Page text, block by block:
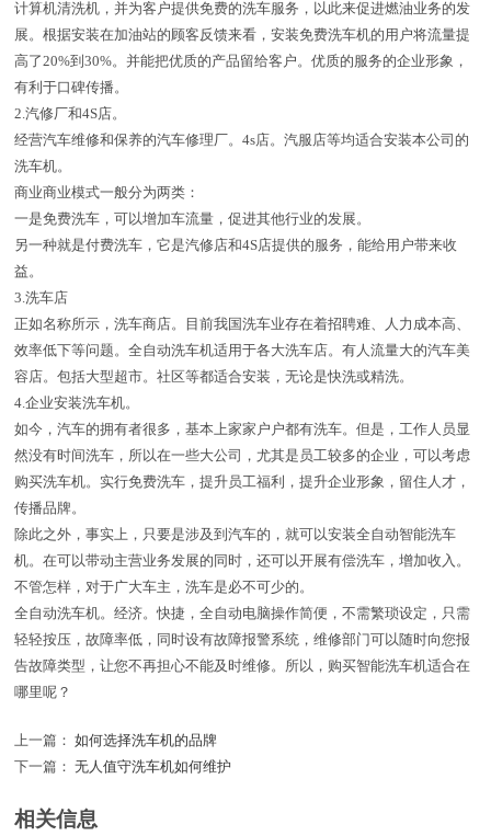
计算机清洗机，并为客户提供免费的洗车服务，以此来促进燃油业务的发
展。根据安装在加油站的顾客反馈来看，安装免费洗车机的用户将流量提
高了20%到30%。并能把优质的产品留给客户。优质的服务的企业形象，
有利于口碑传播。
2.汽修厂和4S店。
经营汽车维修和保养的汽车修理厂。4s店。汽服店等均适合安装本公司的
洗车机。
商业商业模式一般分为两类：
一是免费洗车，可以增加车流量，促进其他行业的发展。
另一种就是付费洗车，它是汽修店和4S店提供的服务，能给用户带来收
益。
3.洗车店
正如名称所示，洗车商店。目前我国洗车业存在着招聘难、人力成本高、
效率低下等问题。全自动洗车机适用于各大洗车店。有人流量大的汽车美
容店。包括大型超市。社区等都适合安装，无论是快洗或精洗。
4.企业安装洗车机。
如今，汽车的拥有者很多，基本上家家户户都有洗车。但是，工作人员显
然没有时间洗车，所以在一些大公司，尤其是员工较多的企业，可以考虑
购买洗车机。实行免费洗车，提升员工福利，提升企业形象，留住人才，
传播品牌。
除此之外，事实上，只要是涉及到汽车的，就可以安装全自动智能洗车
机。在可以带动主营业务发展的同时，还可以开展有偿洗车，增加收入。
不管怎样，对于广大车主，洗车是必不可少的。
全自动洗车机。经济。快捷，全自动电脑操作简便，不需繁琐设定，只需
轻轻按压，故障率低，同时设有故障报警系统，维修部门可以随时向您报
告故障类型，让您不再担心不能及时维修。所以，购买智能洗车机适合在
哪里呢？
上一篇： 如何选择洗车机的品牌
下一篇： 无人值守洗车机如何维护
相关信息